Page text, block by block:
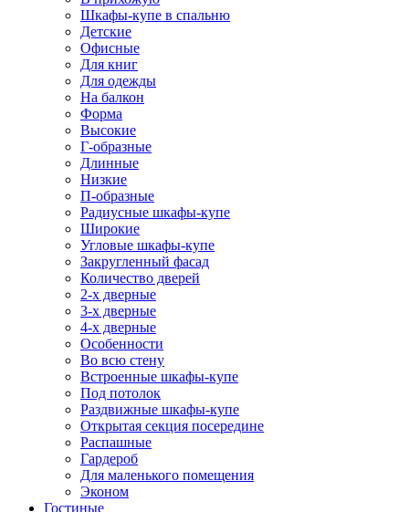
Шкафы-купе в спальню
Детские
Офисные
Для книг
Для одежды
На балкон
Форма
Высокие
Г-образные
Длинные
Низкие
П-образные
Радиусные шкафы-купе
Широкие
Угловые шкафы-купе
Закругленный фасад
Количество дверей
2-х дверные
3-х дверные
4-х дверные
Особенности
Во всю стену
Встроенные шкафы-купе
Под потолок
Раздвижные шкафы-купе
Открытая секция посередине
Распашные
Гардероб
Для маленького помещения
Эконом
Гостиные